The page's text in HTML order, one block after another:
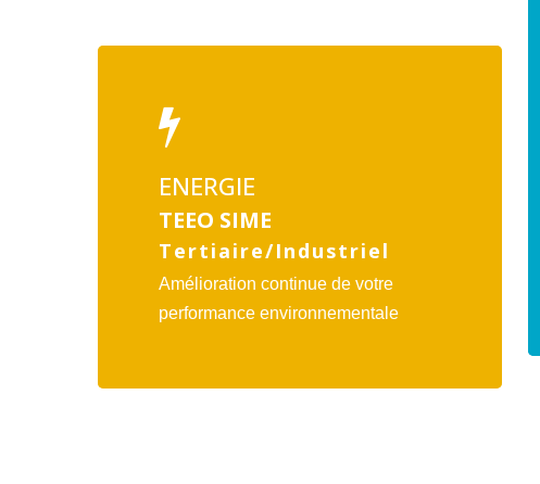
ENERGIE
TEEO SIME
Tertiaire/Industriel
Amélioration continue de votre
performance environnementale